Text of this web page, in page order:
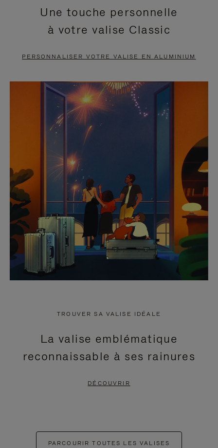
EN
PAUSE,
APPUYEZ
POUR
METTRE
PAUSE
VIDÉO
EST
DÉSACTIVÉ.
CLIQUER
POUR
RÉACTIVER
LE
SON
Une touche personnelle
à votre valise Classic
PERSONNALISER VOTRE VALISE EN ALUMINIUM
TROUVER SA VALISE IDÉALE
La valise emblématique
reconnaissable à ses rainures
DÉCOUVRIR
PARCOURIR TOUTES LES VALISES